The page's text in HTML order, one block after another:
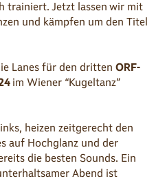
trainiert. Jetzt lassen wir mit
und kämpfen um den Titel
Lanes für den dritten ORF-
im Wiener “Kugeltanz”
heizen zeitgerecht den
auf Hochglanz und der
die besten Sounds. Ein
Abend ist